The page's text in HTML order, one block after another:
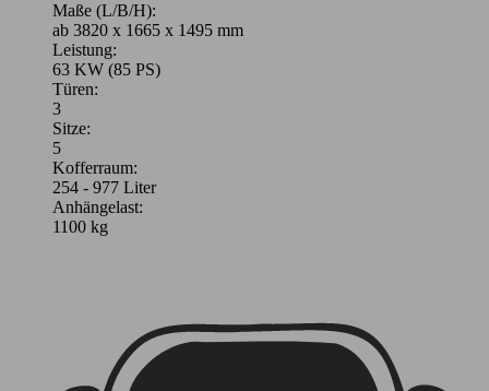
Maße (L/B/H):
ab 3820 x 1665 x 1495 mm
Leistung:
63 KW (85 PS)
Türen:
3
Sitze:
5
Kofferraum:
254 - 977 Liter
Anhängelast:
1100 kg